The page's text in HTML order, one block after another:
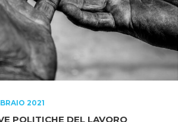
2021
POLITICHE DEL LAVORO